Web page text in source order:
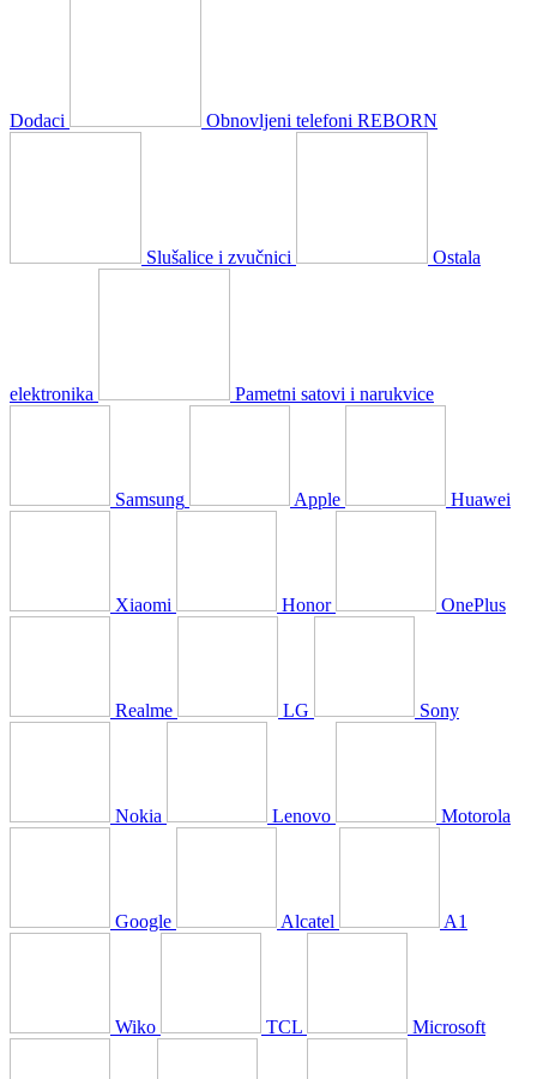
Dodaci Obnovljeni telefoni REBORN
Slušalice i zvučnici Ostala
elektronika Pametni satovi i narukvice
Samsung Apple Huawei
Xiaomi Honor OnePlus
Realme LG Sony
Nokia Lenovo Motorola
Google Alcatel A1
Wiko TCL Microsoft